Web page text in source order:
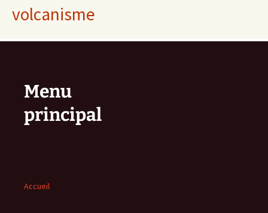
volcanisme
Menu
principal
Accueil